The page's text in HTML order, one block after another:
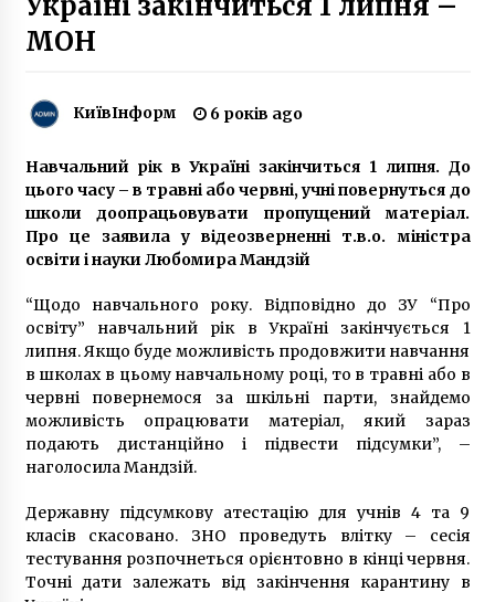
7 років ago
6 років ago
Перетвори телевізор на мультимедійну
станцію: 6 порад, як обрати ідеальну Smart
TV-приставку
1 рік ago
У КМДА анонсували рейди з контролю
5 років ago
Заміна компресора кондиціонера це
необхідний етап догляду за системою
кондиціонування повітря
3 роки ago
Нотариальный перевод свидетельства о
3 роки ago
МОН
КиївІнформ 6 років ago
Навчальний рік в Україні закінчиться 1 липня. До
цього часу – в травні або червні, учні повернуться до
школи доопрацьовувати пропущений матеріал.
Про це заявила у відеозверненні т.в.о. міністра
освіти і науки Любомира Мандзій
“Щодо навчального року. Відповідно до ЗУ “Про
освіту” навчальний рік в Україні закінчується 1
липня. Якщо буде можливість продовжити навчання
в школах в цьому навчальному році, то в травні або в
червні повернемося за шкільні парти, знайдемо
можливість опрацювати матеріал, який зараз
подають дистанційно і підвести підсумки”, –
наголосила Мандзій.
Державну підсумкову атестацію для учнів 4 та 9
класів скасовано. ЗНО проведуть влітку – сесія
тестування розпочнеться орієнтовно в кінці червня.
Точні дати залежать від закінчення карантину в